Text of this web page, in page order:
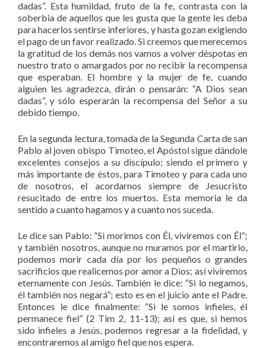
dadas”. Esta humildad, fruto de la fe, contrasta con la
soberbia de aquellos que les gusta que la gente les deba
para hacerlos sentirse inferiores, y hasta gozan exigiendo
el pago de un favor realizado. Si creemos que merecemos
la gratitud de los demás nos vamos a volver déspotas en
nuestro trato o amargados por no recibir la recompensa
que esperaban. El hombre y la mujer de fe, cuando
alguien les agradezca, dirán o pensarán: “A Dios sean
dadas”, y sólo esperarán la recompensa del Señor a su
debido tiempo.
En la segunda lectura, tomada de la Segunda Carta de san
Pablo al joven obispo Timoteo, el Apóstol sigue dándole
excelentes consejos a su discípulo; siendo el primero y
más importante de éstos, para Timoteo y para cada uno
de nosotros, el acordarnos siempre de Jesucristo
resucitado de entre los muertos. Esta memoria le da
sentido a cuanto hagamos y a cuanto nos suceda.
Le dice san Pablo: “Si morimos con Él, viviremos con Él”;
y también nosotros, aunque no muramos por el martirio,
podemos morir cada día por los pequeños o grandes
sacrificios que realicemos por amor a Dios; así viviremos
eternamente con Jesús. También le dice: “Si lo negamos,
él también nos negará”; esto es en el juicio ante el Padre.
Entonces le dice finalmente: “Si le somos infieles, él
permanece fiel” (2 Tim 2, 11-13); así es que, si hemos
sido infieles a Jesús, podemos regresar a la fidelidad, y
encontraremos al amigo fiel que nos espera.